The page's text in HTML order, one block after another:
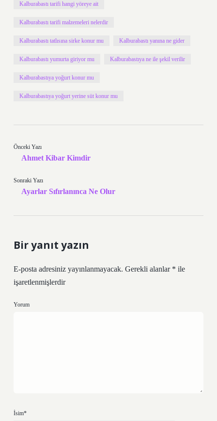
Kalburabastı tarifi hangi yöreye ait
Kalburabastı tarifi malzemeleri nelerdir
Kalburabastı tatlısına sirke konur mu Kalburabastı yanına ne gider
Kalburabastı yumurta giriyor mu Kalburabastıya ne ile şekil verilir
Kalburabastıya yoğurt konur mu
Kalburabastıya yoğurt yerine süt konur mu
Önceki Yazı
Ahmet Kibar Kimdir
Sonraki Yazı
Ayarlar Sıfırlanınca Ne Olur
Bir yanıt yazın
E-posta adresiniz yayınlanmayacak. Gerekli alanlar * ile
işaretlenmişlerdir
Yorum
İsim*